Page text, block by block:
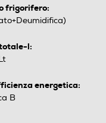
frigorifero:
l:
energetica:
B